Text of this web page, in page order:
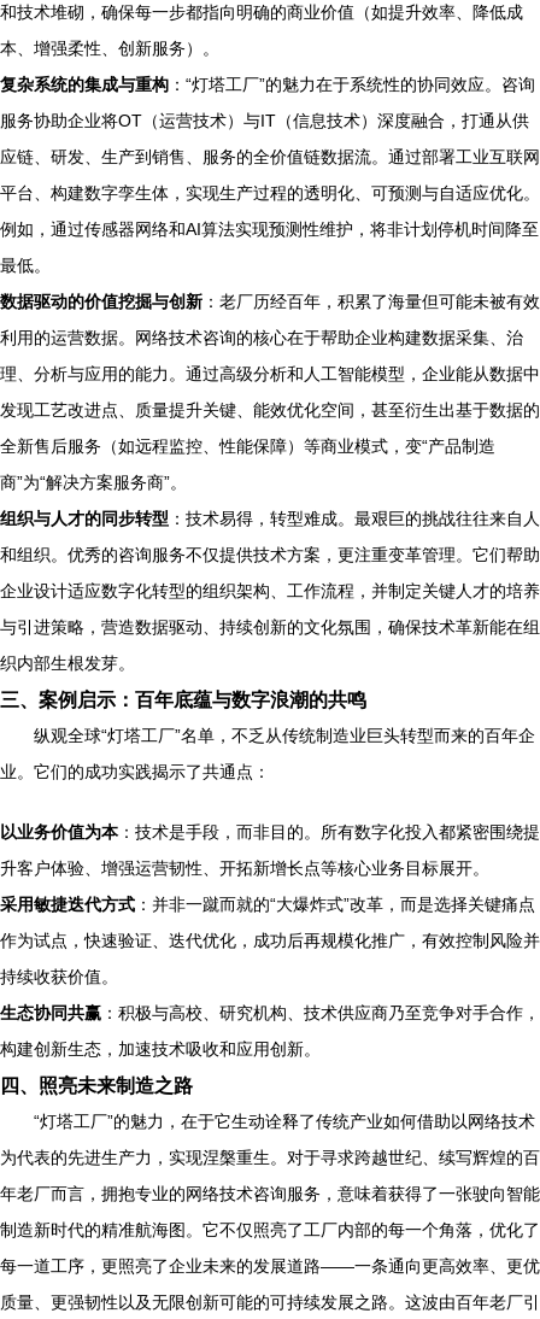
和技术堆砌，确保每一步都指向明确的商业价值（如提升效率、降低成
本、增强柔性、创新服务）。
复杂系统的集成与重构 ：“灯塔工厂”的魅力在于系统性的协同效应。咨询
服务协助企业将OT（运营技术）与IT（信息技术）深度融合，打通从供
应链、研发、生产到销售、服务的全价值链数据流。通过部署工业互联网
平台、构建数字孪生体，实现生产过程的透明化、可预测与自适应优化。
例如，通过传感器网络和AI算法实现预测性维护，将非计划停机时间降至
最低。
数据驱动的价值挖掘与创新 ：老厂历经百年，积累了海量但可能未被有效
利用的运营数据。网络技术咨询的核心在于帮助企业构建数据采集、治
理、分析与应用的能力。通过高级分析和人工智能模型，企业能从数据中
发现工艺改进点、质量提升关键、能效优化空间，甚至衍生出基于数据的
全新售后服务（如远程监控、性能保障）等商业模式，变“产品制造
商”为“解决方案服务商”。
组织与人才的同步转型 ：技术易得，转型难成。最艰巨的挑战往往来自人
和组织。优秀的咨询服务不仅提供技术方案，更注重变革管理。它们帮助
企业设计适应数字化转型的组织架构、工作流程，并制定关键人才的培养
与引进策略，营造数据驱动、持续创新的文化氛围，确保技术革新能在组
织内部生根发芽。
三、案例启示：百年底蕴与数字浪潮的共鸣
纵观全球“灯塔工厂”名单，不乏从传统制造业巨头转型而来的百年企
业。它们的成功实践揭示了共通点：
以业务价值为本：技术是手段，而非目的。所有数字化投入都紧密围绕提
升客户体验、增强运营韧性、开拓新增长点等核心业务目标展开。
采用敏捷迭代方式 ：并非一蹴而就的“大爆炸式”改革，而是选择关键痛点
作为试点，快速验证、迭代优化，成功后再规模化推广，有效控制风险并
持续收获价值。
生态协同共赢 ：积极与高校、研究机构、技术供应商乃至竞争对手合作，
构建创新生态，加速技术吸收和应用创新。
四、照亮未来制造之路
“灯塔工厂”的魅力，在于它生动诠释了传统产业如何借助以网络技术
为代表的先进生产力，实现涅槃重生。对于寻求跨越世纪、续写辉煌的百
年老厂而言，拥抱专业的网络技术咨询服务，意味着获得了一张驶向智能
制造新时代的精准航海图。它不仅照亮了工厂内部的每一个角落，优化了
每一道工序，更照亮了企业未来的发展道路——一条通向更高效率、更优
质量、更强韧性以及无限创新可能的可持续发展之路。这波由百年老厂引